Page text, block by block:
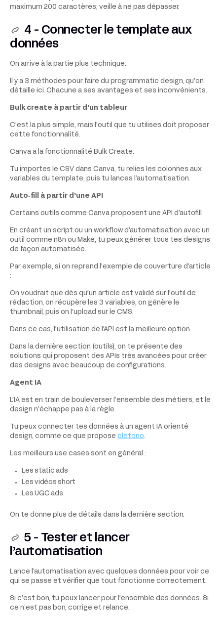
maximum 200 caractères, veille à ne pas dépasser.
4 - Connecter le template aux
données
On arrive à la partie plus technique.
Il y a 3 méthodes pour faire du programmatic design, qu’on
détaille ici. Chacune a ses avantages et ses inconvénients.
Bulk create à partir d’un tableur
C’est la plus simple, mais l’outil que tu utilises doit proposer
cette fonctionnalité.
Canva a la fonctionnalité Bulk Create.
Tu importes le CSV dans Canva, tu relies les colonnes aux
variables du template, puis tu lances l’automatisation.
Auto‑fill à partir d’une API
Certains outils comme Canva proposent une API d’autofill.
En créant un script ou un workflow d’automatisation avec un
outil comme n8n ou Make, tu peux générer tous tes designs
de façon automatisée.
Par exemple, si on reprend l’exemple de couverture d’article
:
On voudrait que dès qu’un article est validé sur l’outil de
rédaction, on récupère les 3 variables, on génère le
thumbnail, puis on l’upload sur le CMS.
Dans ce cas, l’utilisation de l’API est la meilleure option.
Dans la dernière section (outils), on te présente des
solutions qui proposent des APIs très avancées pour créer
des designs avec beaucoup de configurations.
Agent IA
L’IA est en train de bouleverser l’ensemble des métiers, et le
design n’échappe pas à la règle.
Tu peux connecter tes données à un agent IA orienté
design, comme ce que propose pletor.io.
Les meilleurs use cases sont en général :
Les static ads
Les vidéos short
Les UGC ads
On te donne plus de détails dans la dernière section.
5 - Tester et lancer
l’automatisation
Lance l’automatisation avec quelques données pour voir ce
qui se passe et vérifier que tout fonctionne correctement.
Si c’est bon, tu peux lancer pour l’ensemble des données. Si
ce n’est pas bon, corrige et relance.